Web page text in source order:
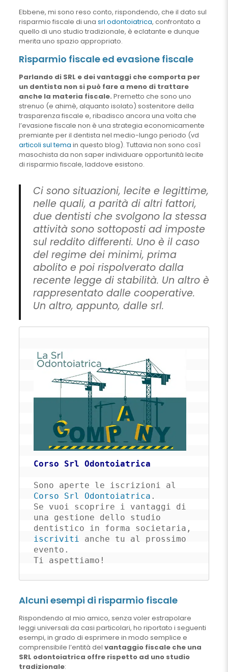
Ebbene, mi sono reso conto, rispondendo, che il dato sul
risparmio fiscale di una srl odontoiatrica, confrontato a
quello di uno studio tradizionale, è eclatante e dunque
merita uno spazio appropriato.
Risparmio fiscale ed evasione fiscale
Parlando di SRL e dei vantaggi che comporta per
un dentista non si può fare a meno di trattare
anche la materia fiscale. Premetto che sono uno
strenuo (e ahimè, alquanto isolato) sostenitore della
trasparenza fiscale e, ribadisco ancora una volta che
l’evasione fiscale non è una strategia economicamente
premiante per il dentista nel medio-lungo periodo (vd
articoli sul tema in questo blog). Tuttavia non sono così
masochista da non saper individuare opportunità lecite
di risparmio fiscale, laddove esistono.
Ci sono situazioni, lecite e legittime,
nelle quali, a parità di altri fattori,
due dentisti che svolgono la stessa
attività sono sottoposti ad imposte
sul reddito differenti. Uno è il caso
del regime dei minimi, prima
abolito e poi rispolverato dalla
recente legge di stabilità. Un altro è
rappresentato dalle cooperative.
Un altro, appunto, dalle srl.
Corso Srl Odontoiatrica
Corso Srl Odontoiatrica .
Se vuoi scoprire i vantaggi di
una gestione dello studio
iscriviti anche tu al prossimo
evento.
Ti aspettiamo!
Alcuni esempi di risparmio fiscale
Rispondendo al mio amico, senza voler estrapolare
leggi universali da casi particolari, ho riportato i seguenti
esempi, in grado di esprimere in modo semplice e
comprensibile l’entità del vantaggio fiscale che una
SRL odontoiatrica offre rispetto ad uno studio
tradizionale: